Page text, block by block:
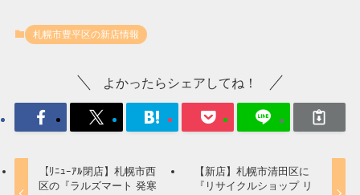
札幌市豊平区の新店情報
よかったらシェアしてね！
【ﾘﾆｭｰｱﾙ閉店】札幌市西
区の『ラルズマート 発寒
【新店】札幌市清田区に
『リサイクルショップ リ